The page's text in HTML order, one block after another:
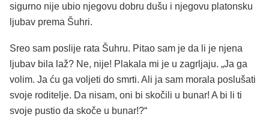
sigurno nije ubio njegovu dobru dušu i njegovu platonsku
ljubav prema Šuhri.
Sreo sam poslije rata Šuhru. Pitao sam je da li je njena
ljubav bila laž? Ne, nije! Plakala mi je u zagrljaju. „Ja ga
volim. Ja ću ga voljeti do smrti. Ali ja sam morala poslušati
svoje roditelje. Da nisam, oni bi skočili u bunar! A bi li ti
svoje pustio da skoče u bunar!?“